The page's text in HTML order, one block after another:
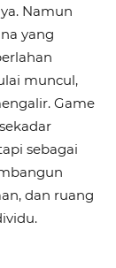
Namun
yang
muncul,
Game
sebagai
dan ruang